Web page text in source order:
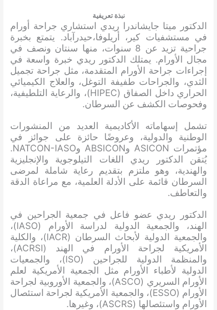
نبذة تعريفية
الدكتور ميتا جايشاندرا ريدي استشاري جراحة أورام
في مستشفيات كير، أريلوفا،حيدرآباد. يتمتع بخبرة
جراحية تزيد عن 8 سنوات، منها سنتان ونصف في
مجال الأورام. يمتلك الدكتور ريدي خبرة واسعة في
إجراءات جراحة الأورام المتقدمة، مثل جراحة تجميل
الثدي، والجراحات طفيفة التوغل، والعلاج الكيميائي
الحراري داخل الصفاق (HIPEC)، والرعاية التلطيفية،
وفحوصات الكشف عن السرطان.
تشمل إسهاماته الأكاديمية العديد من المنشورات
الوطنية والدولية، وعروضًا حائزة على جوائز في
مؤتمرات ASICON وABSICON وNATCON-IASO.
يُتقن الدكتور ريدي اللغات التيلوجوية والإنجليزية
والهندية، وهو ملتزم بتقديم رعاية شاملة لمرضى
السرطان قائمة على الأدلة العلمية، مع مراعاة الدقة
والتعاطف.
الدكتور ريدي عضو فاعل في جمعية الجراحين في
الهند، والجمعية الدولية لدراسة الأورام (IASO)،
والجمعية الدولية لأبحاث السرطان (IACR)، والكلية
الأمريكية لجراحة الأورام في الهند (ACRSI)،
والمنظمة الدولية للجراحين (ISO)، والجمعيات
الدولية لأطباء الأورام مثل الجمعية الأمريكية لعلم
الأورام السريري (ASCO)، والجمعية الأوروبية لجراحة
الأورام (ESSO)، والجمعية الأمريكية لجراحة استئصال
الأورام واستئصالها (ASCRS)، وغيرها.